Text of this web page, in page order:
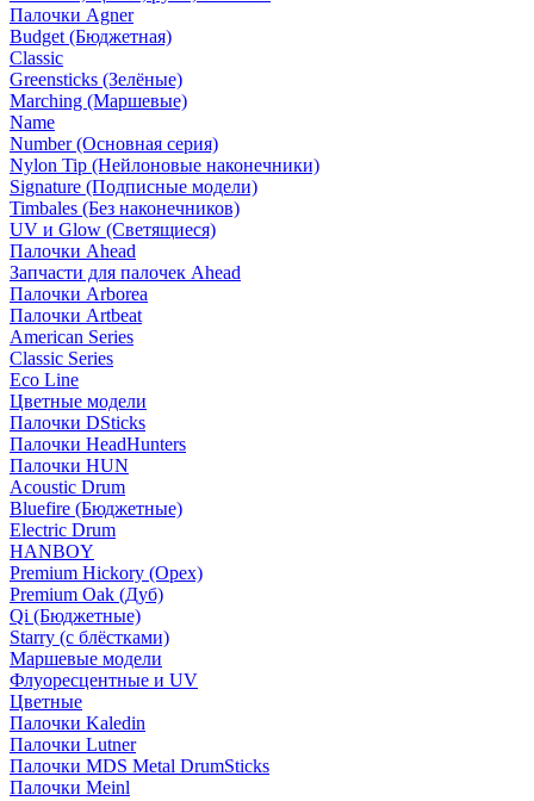
Палочки Agner
Budget (Бюджетная)
Classic
Greensticks (Зелёные)
Marching (Маршевые)
Name
Number (Основная серия)
Nylon Tip (Нейлоновые наконечники)
Signature (Подписные модели)
Timbales (Без наконечников)
UV и Glow (Светящиеся)
Палочки Ahead
Запчасти для палочек Ahead
Палочки Arborea
Палочки Artbeat
American Series
Classic Series
Eco Line
Цветные модели
Палочки DSticks
Палочки HeadHunters
Палочки HUN
Acoustic Drum
Bluefire (Бюджетные)
Electric Drum
HANBOY
Premium Hickory (Орех)
Premium Oak (Дуб)
Qi (Бюджетные)
Starry (с блёстками)
Маршевые модели
Флуоресцентные и UV
Цветные
Палочки Kaledin
Палочки Lutner
Палочки MDS Metal DrumSticks
Палочки Meinl